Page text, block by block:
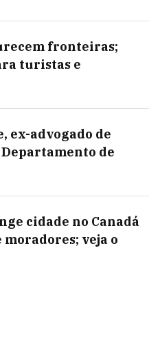
fronteiras;
turistas e
ex-advogado de
de
cidade no Canadá
veja o